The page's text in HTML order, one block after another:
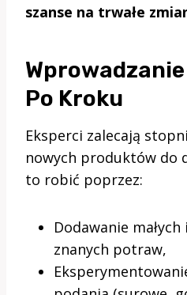
szanse na trwałe
Po Kroku
Eksperci zalecają
nowych produktów do
to robić poprzez:
Dodawanie
znanych potraw,